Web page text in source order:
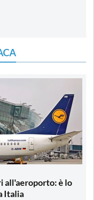
all'aeroporto: è lo
Italia